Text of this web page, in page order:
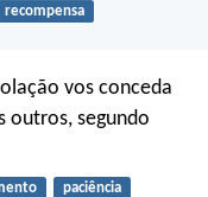
recompensa
vos conceda
outros, segundo
paciência